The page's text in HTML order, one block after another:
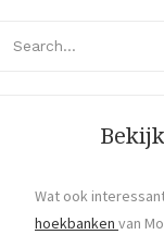
Wat ook
hoekbanken van